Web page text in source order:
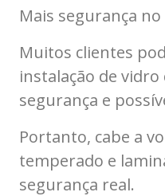
Mais segurança
Muitos clientes
instalação de
segurança e
Portanto, cabe a
temperado e
segurança real.